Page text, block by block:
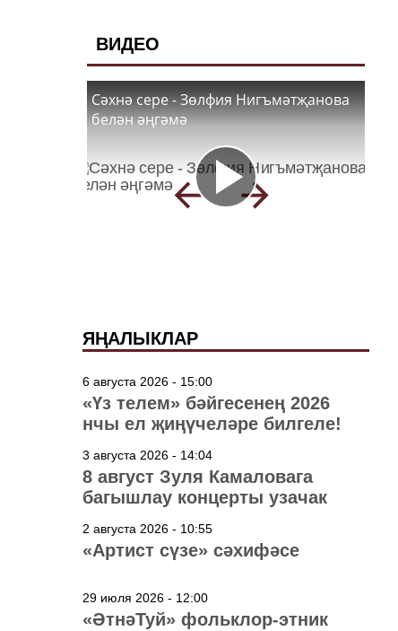
ВИДЕО
Сәхнә сере - Зөлфия Нигъмәтҗанова
белән әңгәмә
ЯҢАЛЫКЛАР
6 августа 2026 - 15:00
«Үз телем» бәйгесенең 2026
нчы ел җиңүчеләре билгеле!
3 августа 2026 - 14:04
8 август Зуля Камаловага
багышлау концерты узачак
2 августа 2026 - 10:55
«Артист сүзе» сәхифәсе
29 июля 2026 - 12:00
«ӘтнәТуй» фольклор-этник